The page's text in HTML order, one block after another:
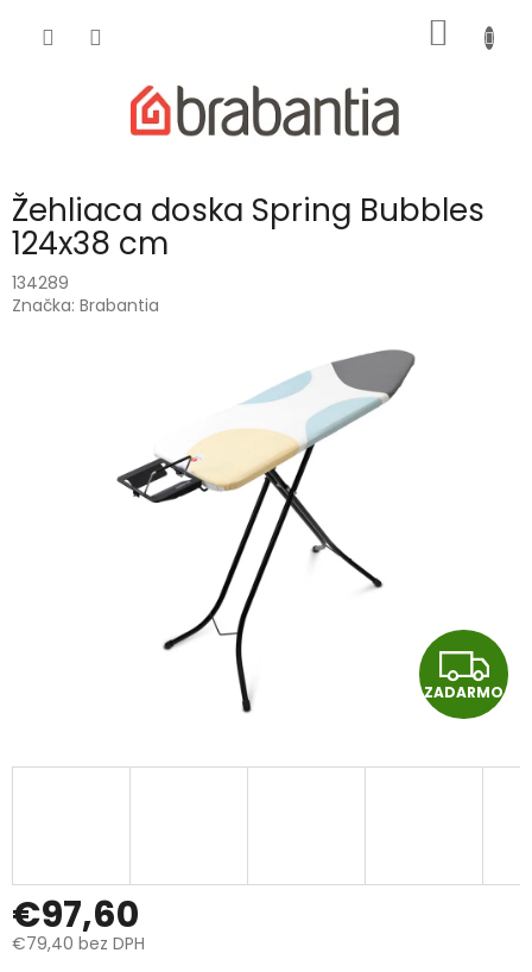
KOŠÍK
Žehliaca doska Spring Bubbles
124x38 cm
134289
Značka: Brabantia
Z
A
D
ZADARMO
€97,60
€79,40 bez DPH